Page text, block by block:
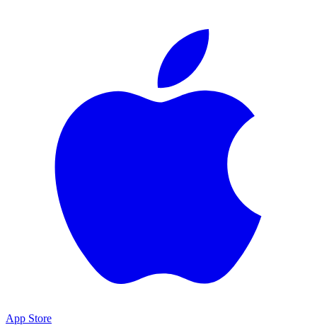
App Store